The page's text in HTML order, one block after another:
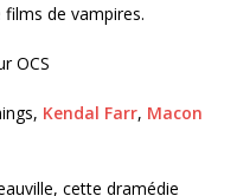
de vampires.
OCS
Kendal Farr, Macon
cette dramédie